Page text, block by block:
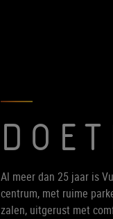
Al meer dan 25 jaar is
centrum, met ruime
zalen, uitgerust met